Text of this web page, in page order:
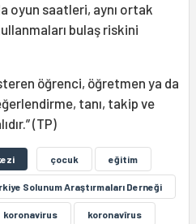
oyun saatleri, aynı ortak
bulaş riskini
öğrenci, öğretmen ya da
tanı, takip ve
(TP)
çocuk eğitim
Solunum Araştırmaları Derneği
koronavirus koronavîrus